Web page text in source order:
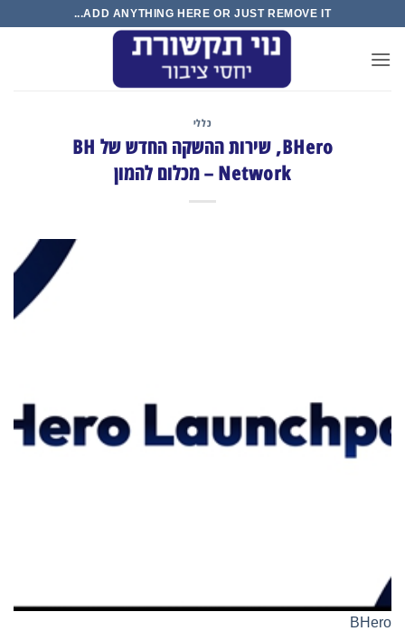
content
ADD ANYTHING HERE OR JUST REMOVE IT...
כללי
BHero, שירות ההשקה החדש של BH
Network – מכלום להמון
BHero